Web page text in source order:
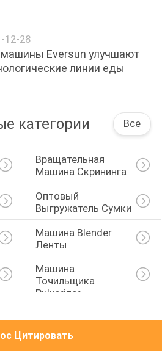
12-28
машины Eversun улучшают
линии еды
категории Все
Вращательная
Машина Скрининга
Оптовый
Выгружатель Сумки
Машина Blender
Ленты
Машина
Точильщика
Pulverizer
Цитировать